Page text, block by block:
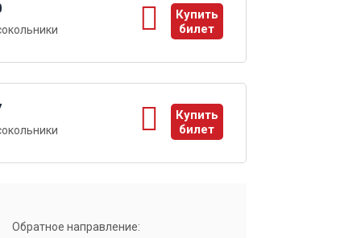
Купить
билет
ы
Купить
билет
ы
Обратное направление: